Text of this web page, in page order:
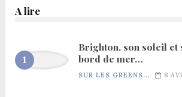
A lire
Brighton, son soleil et
bord de mer…
SUR LES GREENS... 8